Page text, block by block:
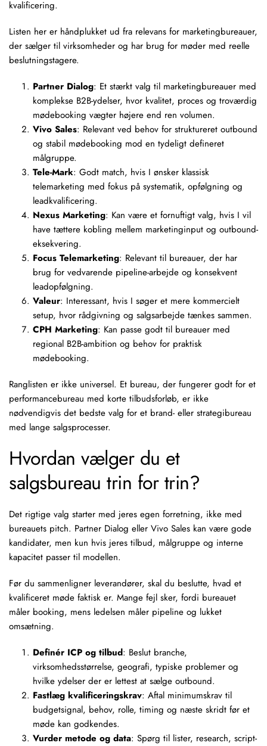
kvalificering.
Listen her er håndplukket ud fra relevans for marketingbureauer,
der sælger til virksomheder og har brug for møder med reelle
beslutningstagere.
Partner Dialog: Et stærkt valg til marketingbureauer med
komplekse B2B-ydelser, hvor kvalitet, proces og troværdig
mødebooking vægter højere end ren volumen.
Vivo Sales: Relevant ved behov for struktureret outbound
og stabil mødebooking mod en tydeligt defineret
målgruppe.
Tele-Mark: Godt match, hvis I ønsker klassisk
telemarketing med fokus på systematik, opfølgning og
leadkvalificering.
Nexus Marketing: Kan være et fornuftigt valg, hvis I vil
have tættere kobling mellem marketinginput og outbound-
eksekvering.
Focus Telemarketing: Relevant til bureauer, der har
brug for vedvarende pipeline-arbejde og konsekvent
leadopfølgning.
Valeur: Interessant, hvis I søger et mere kommercielt
setup, hvor rådgivning og salgsarbejde tænkes sammen.
CPH Marketing: Kan passe godt til bureauer med
regional B2B-ambition og behov for praktisk
mødebooking.
Ranglisten er ikke universel. Et bureau, der fungerer godt for et
performancebureau med korte tilbudsforløb, er ikke
nødvendigvis det bedste valg for et brand- eller strategibureau
med lange salgsprocesser.
Hvordan vælger du et
salgsbureau trin for trin?
Det rigtige valg starter med jeres egen forretning, ikke med
bureauets pitch. Partner Dialog eller Vivo Sales kan være gode
kandidater, men kun hvis jeres tilbud, målgruppe og interne
kapacitet passer til modellen.
Før du sammenligner leverandører, skal du beslutte, hvad et
kvalificeret møde faktisk er. Mange fejl sker, fordi bureauet
måler booking, mens ledelsen måler pipeline og lukket
omsætning.
Definér ICP og tilbud: Beslut branche,
virksomhedsstørrelse, geografi, typiske problemer og
hvilke ydelser der er lettest at sælge outbound.
Fastlæg kvalificeringskrav: Aftal minimumskrav til
budgetsignal, behov, rolle, timing og næste skridt før et
møde kan godkendes.
Vurder metode og data: Spørg til lister, research, script-